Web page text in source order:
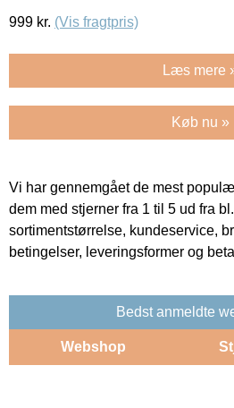
999 kr. (Vis fragtpris)
Læs mere
Køb nu »
Vi har gennemgået de mest
dem med stjerner fra 1 til 5 ud fra
sortimentstørrelse, kundeservice,
betingelser, leveringsformer og
Bedst anmeldte
Webshop